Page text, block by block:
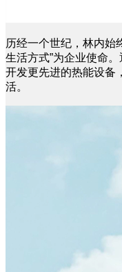
历经一个世纪，林内始
生活方式”为企业使命
开发更先进的热能设备
活。